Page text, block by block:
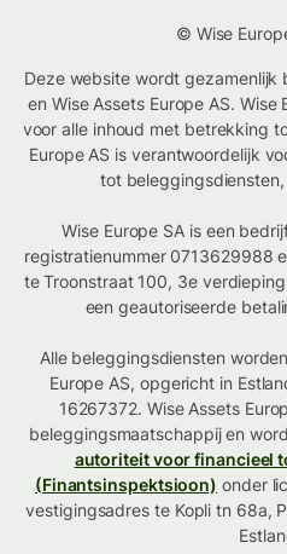
© Wise
Deze website wordt gezamenlijk
en Wise Assets Europe AS.
voor alle inhoud met betrekking
Europe AS is verantwoordelijk
tot
Wise Europe SA is een
registratienummer 0713629988
te Troonstraat 100, 3e
een geautoriseerde
Alle beleggingsdiensten
Europe AS, opgericht in
16267372. Wise Assets
beleggingsmaatschappij en
autoriteit voor financieel
(Finantsinspektsioon) onder
vestigingsadres te Kopli tn 68a,